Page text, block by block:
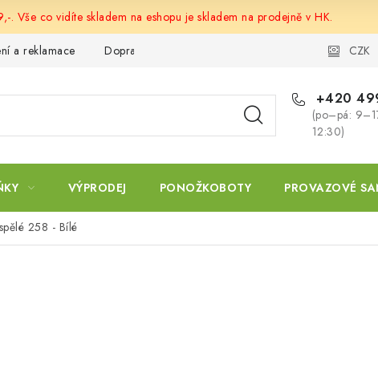
. Vše co vidíte skladem na eshopu je skladem na prodejně v HK.
a reklamace Doprava a platba CZK
+420
(po–pá:
12:30)
VÝPRODEJ PONOŽKOBOTY PROVAZOVÉ
258 - Bílé